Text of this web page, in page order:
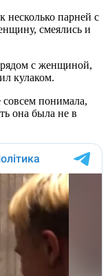
несколько парней с
смеялись и
рядом с женщиной,
кулаком.
понимала,
она была не в